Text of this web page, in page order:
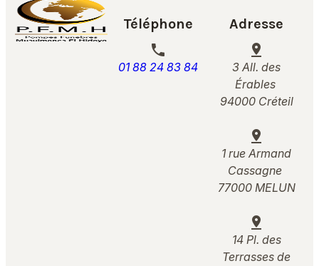
Téléphone
phone
01 88 24 83 84
Adresse
pin_drop
3 All. des
Érables
94000 Créteil
pin_drop
1 rue Armand
Cassagne
77000 MELUN
pin_drop
14 Pl. des
Terrasses de